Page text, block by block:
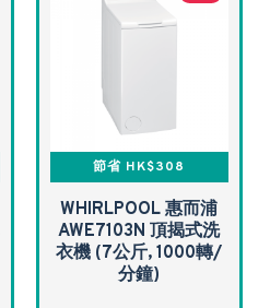
節省 HK$308
WHIRLPOOL 惠而浦
AWE7103N 頂揭式洗
衣機 (7公斤, 1000轉/
分鐘)